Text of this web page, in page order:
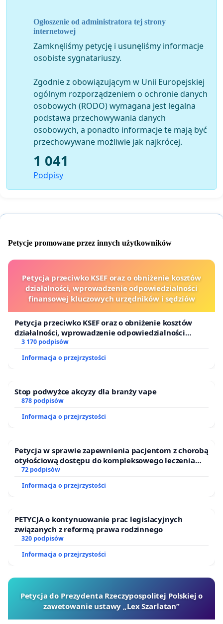
Ogłoszenie od administratora tej strony
internetowej
Zamknęliśmy petycję i usunęliśmy informacje
osobiste sygnatariuszy.
Zgodnie z obowiązującym w Unii Europejskiej
ogólnym rozporządzeniem o ochronie danych
osobowych (RODO) wymagana jest legalna
podstawa przechowywania danych
osobowych, a ponadto informacje te mają być
przechowywane możliwie jak najkrócej.
1 041
Podpisy
Petycje promowane przez innych użytkowników
Petycja przeciwko KSEF oraz o obniżenie kosztów
działalności, wprowadzenie odpowiedzialności
finansowej kluczowych urzędników i sędziów
Petycja przeciwko KSEF oraz o obniżenie kosztów
działalności, wprowadzenie odpowiedzialności
finansowej kluczowych urzędników i sędziów
3 170 podpisów
Informacja o przejrzystości
Stop podwyżce akcyzy dla branży vape
878 podpisów
Informacja o przejrzystości
Petycja w sprawie zapewnienia pacjentom z chorobą
otyłościową dostępu do kompleksowego leczenia
oraz programów profilaktycznych.
72 podpisów
Informacja o przejrzystości
PETYCJA o kontynuowanie prac legislacyjnych
związanych z reformą prawa rodzinnego
320 podpisów
Informacja o przejrzystości
Petycja do Prezydenta Rzeczypospolitej Polskiej o
zawetowanie ustawy „Lex Szarlatan”